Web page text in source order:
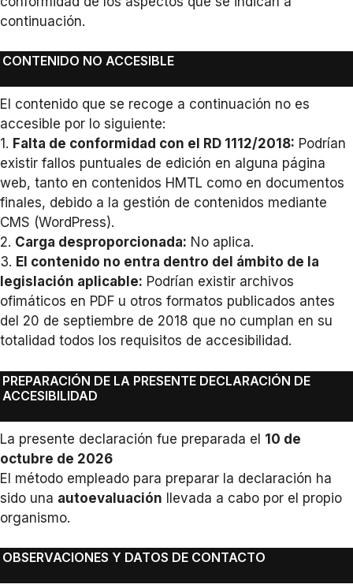
continuación.
CONTENIDO NO ACCESIBLE
El contenido que se recoge a continuación no es
accesible por lo siguiente:
1. Falta de conformidad con el RD 1112/2018: Podrían
existir fallos puntuales de edición en alguna página
web, tanto en contenidos HMTL como en documentos
finales, debido a la gestión de contenidos mediante
CMS (WordPress).
2. Carga desproporcionada: No aplica.
3. El contenido no entra dentro del ámbito de la
legislación aplicable: Podrían existir archivos
ofimáticos en PDF u otros formatos publicados antes
del 20 de septiembre de 2018 que no cumplan en su
totalidad todos los requisitos de accesibilidad.
PREPARACIÓN DE LA PRESENTE DECLARACIÓN DE
ACCESIBILIDAD
La presente declaración fue preparada el 10 de
octubre de 2026
El método empleado para preparar la declaración ha
sido una autoevaluación llevada a cabo por el propio
organismo.
OBSERVACIONES Y DATOS DE CONTACTO